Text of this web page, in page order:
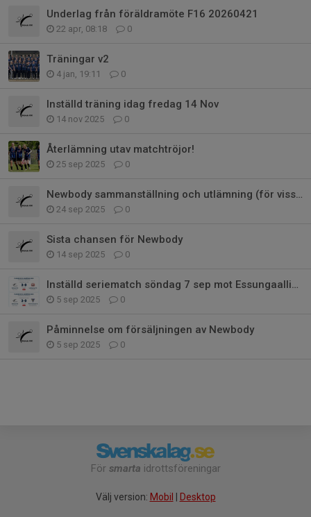
Underlag från föräldramöte F16 20260421
22 apr, 08:18 0
Träningar v2
4 jan, 19:11 0
Inställd träning idag fredag 14 Nov
14 nov 2025 0
Återlämning utav matchtröjor!
25 sep 2025 0
Newbody sammanställning och utlämning (för vissa)
24 sep 2025 0
Sista chansen för Newbody
14 sep 2025 0
Inställd seriematch söndag 7 sep mot Essungaalliansen
5 sep 2025 0
Påminnelse om försäljningen av Newbody
5 sep 2025 0
För smarta idrottsföreningar
Välj version: Mobil | Desktop